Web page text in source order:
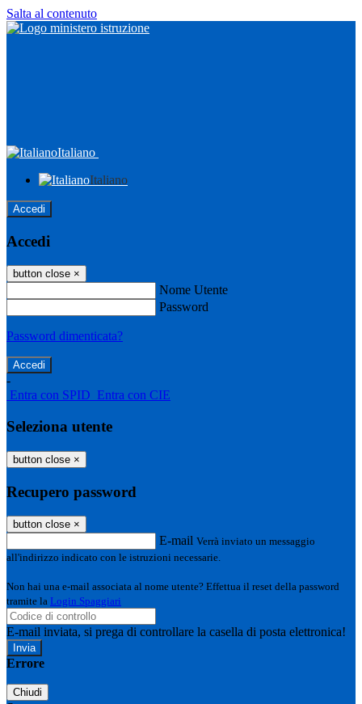
Salta al contenuto
Italiano
Italiano
Accedi
Accedi
button close ×
Nome Utente
Password
Password dimenticata?
-
Entra con SPID Entra con CIE
Seleziona utente
button close ×
Recupero password
button close ×
E-mail Verrà inviato un messaggio
all'indirizzo indicato con le istruzioni necessarie.
Non hai una e-mail associata al nome utente? Effettua il reset della password
tramite la Login Spaggiari
E-mail inviata, si prega di controllare la casella di posta elettronica!
Errore
Chiudi